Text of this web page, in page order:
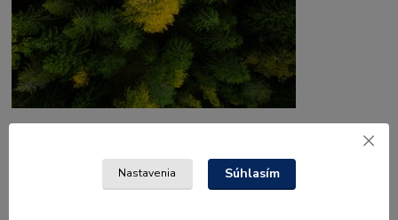
Pri výbere tohto výrobku si môžete byť istí, že počas aktívneho
používania produkuje v porovnaní s tradičným benzínovým
výrobkom menej uhlíkových emisií. Tento akumulátorový výrobok
Nastavenia Súhlasím